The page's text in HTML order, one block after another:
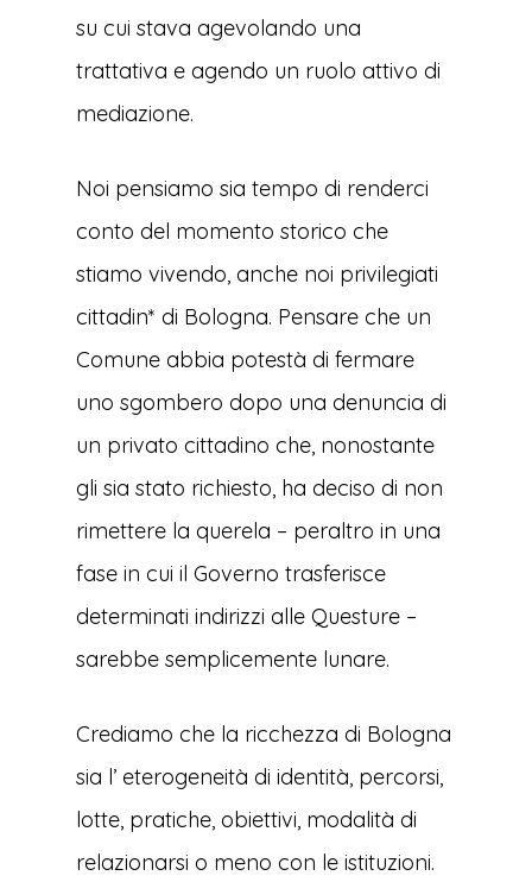
su cui stava agevolando una
trattativa e agendo un ruolo attivo di
mediazione.
Noi pensiamo sia tempo di renderci
conto del momento storico che
stiamo vivendo, anche noi privilegiati
cittadin* di Bologna. Pensare che un
Comune abbia potestà di fermare
uno sgombero dopo una denuncia di
un privato cittadino che, nonostante
gli sia stato richiesto, ha deciso di non
rimettere la querela – peraltro in una
fase in cui il Governo trasferisce
determinati indirizzi alle Questure –
sarebbe semplicemente lunare.
Crediamo che la ricchezza di Bologna
sia l’ eterogeneità di identità, percorsi,
lotte, pratiche, obiettivi, modalità di
relazionarsi o meno con le istituzioni.